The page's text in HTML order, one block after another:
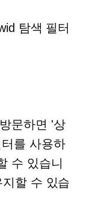
탐색 필터
문하면 '상
를 사용하
수 있습니
할 수 있습